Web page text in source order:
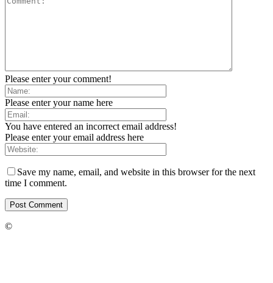
Please enter your comment!
Please enter your name here
You have entered an incorrect email address!
Please enter your email address here
Save my name, email, and website in this browser for the next
time I comment.
©